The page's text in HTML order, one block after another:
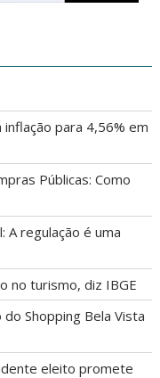
para 4,56% em
Públicas: Como
A regulação é uma
no turismo, diz IBGE
Shopping Bela Vista
eleito promete